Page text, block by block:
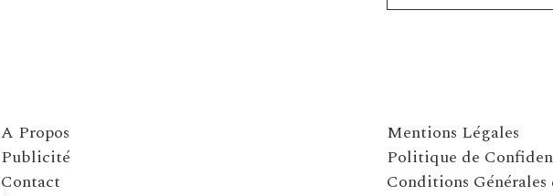
A Propos
Publicité
Contact
Mentions Légales
Politique de
Conditions Générales